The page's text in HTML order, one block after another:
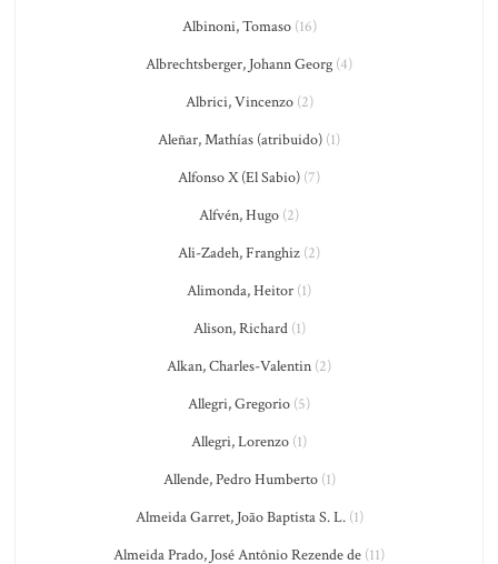
Albinoni, Tomaso(16)
Albrechtsberger, Johann Georg (4)
Albrici, Vincenzo(2)
Aleñar, Mathías (atribuido) (1)
Alfonso X (El Sabio) (7)
Alfvén, Hugo (2)
Ali-Zadeh, Franghiz (2)
Alimonda, Heitor (1)
Alison, Richard(1)
Alkan, Charles-Valentin (2)
Allegri, Gregorio (5)
Allegri, Lorenzo (1)
Allende, Pedro Humberto(1)
Almeida Garret, João Baptista S. L.(1)
Almeida Prado, José Antônio Rezende de (11)